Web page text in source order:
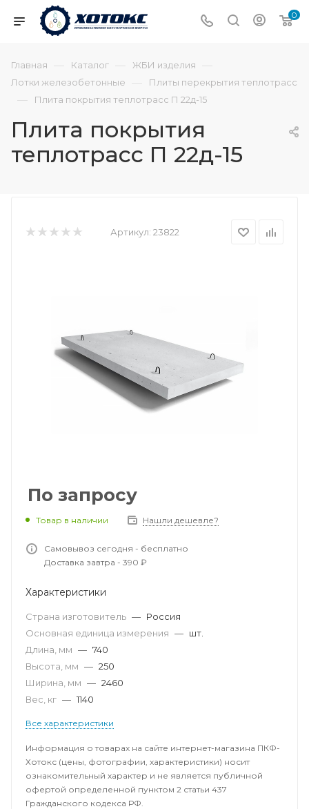
0
Главная — Каталог — ЖБИ изделия —
Лотки железобетонные — Плиты перекрытия теплотрасс
— Плита покрытия теплотрасс П 22д-15
Плита покрытия
теплотрасс П 22д-15
Артикул: 23822
По запросу
Товар в наличии Нашли дешевле?
Самовывоз сегодня - бесплатно
Доставка завтра - 390 ₽
Характеристики
Страна изготовитель — Россия
Основная единица измерения — шт.
Длина, мм — 740
Высота, мм — 250
Ширина, мм — 2460
Вес, кг — 1140
Все характеристики
Информация о товарах на сайте интернет-магазина ПКФ-
Хотокс (цены, фотографии, характеристики) носит
ознакомительный характер и не является публичной
офертой определенной пунктом 2 статьи 437
Гражданского кодекса РФ.